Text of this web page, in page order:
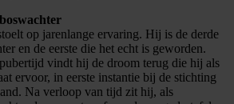
op jarenlange ervaring. Hij is de derde
en de eerste die het echt is geworden.
vindt hij de droom terug die hij als
ervoor, in eerste instantie bij de stichting
Na verloop van tijd zit hij, als